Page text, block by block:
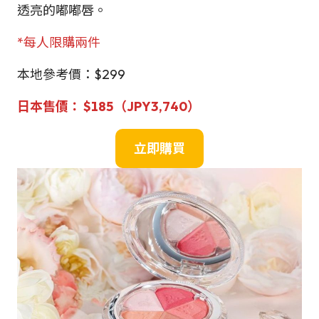
透亮的嘟嘟唇。
*每人限購兩件
本地參考價：$299
日本售價： $185（JPY3,740）
立即購買